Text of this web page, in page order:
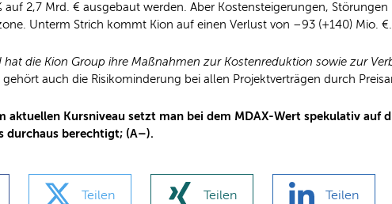
auf 2,7 Mrd. € ausgebaut werden. Aber Kostensteigerungen,
Unterm Strich kommt Kion auf einen Verlust von –93 (+140) Mio. €.
die Kion Group ihre Maßnahmen zur Kostenreduktion sowie zur
auch die Risikominderung bei allen Projektverträgen durch
aktuellen Kursniveau setzt man bei dem MDAX-Wert spekulativ auf
durchaus berechtigt; (A–).
Teilen Teilen Teilen